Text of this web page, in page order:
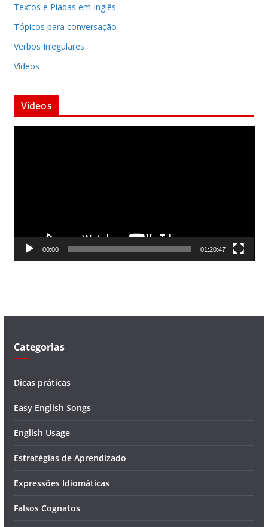
Textos e Piadas em Inglês
Tópicos para conversação
Verbos Irregulares
Vídeos
Vídeos
d
00:00 01:20:47
Categorias
Dicas práticas
Easy English Songs
English Usage
Estratégias de Aprendizado
Expressões Idiomáticas
Falsos Cognatos